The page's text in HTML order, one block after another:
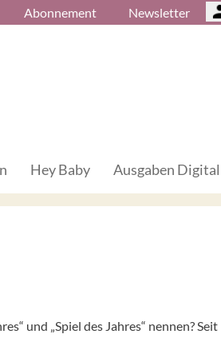
Abonnement Newsletter
Hey Baby Ausgaben Digital
und „Spiel des Jahres“ nennen? Seit